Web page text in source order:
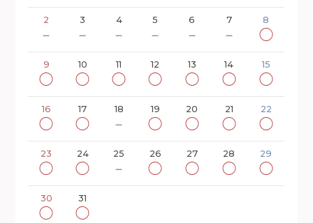
2
－
3
－
4
－
5
－
6
－
7
－
8
◯
9
◯
10
◯
11
◯
12
◯
13
◯
14
◯
15
◯
16
◯
17
◯
18
－
19
◯
20
◯
21
◯
22
◯
23
◯
24
◯
25
－
26
◯
27
◯
28
◯
29
◯
30
◯
31
◯